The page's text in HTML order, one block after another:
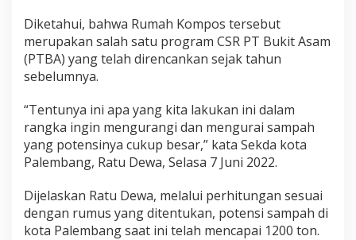
Diketahui, bahwa Rumah Kompos tersebut
merupakan salah satu program CSR PT Bukit Asam
(PTBA) yang telah direncankan sejak tahun
sebelumnya.
“Tentunya ini apa yang kita lakukan ini dalam
rangka ingin mengurangi dan mengurai sampah
yang potensinya cukup besar,” kata Sekda kota
Palembang, Ratu Dewa, Selasa 7 Juni 2022.
Dijelaskan Ratu Dewa, melalui perhitungan sesuai
dengan rumus yang ditentukan, potensi sampah di
kota Palembang saat ini telah mencapai 1200 ton.